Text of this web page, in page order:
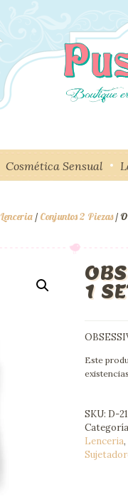
Cosmética Sensual
Lenceria / Conjuntos 2 Piezas/
1
Este
SKU: D-
Lenceria,